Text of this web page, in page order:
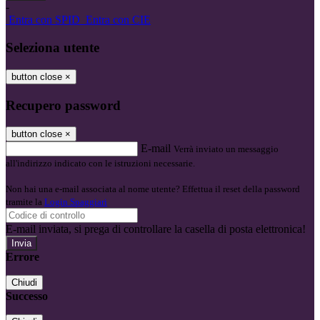
-
Entra con SPID Entra con CIE
Seleziona utente
button close ×
Recupero password
button close ×
E-mail Verrà inviato un messaggio
all'indirizzo indicato con le istruzioni necessarie.
Non hai una e-mail associata al nome utente? Effettua il reset della password
tramite la Login Spaggiari
E-mail inviata, si prega di controllare la casella di posta elettronica!
Errore
Chiudi
Successo